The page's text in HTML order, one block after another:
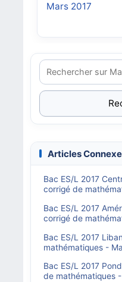
Mars 2017
Articles
Bac ES/L 2017
corrigé de
Bac ES/L 2017
corrigé de
Bac ES/L 2017
mathématiques -
Bac ES/L 2017
de mathématiques